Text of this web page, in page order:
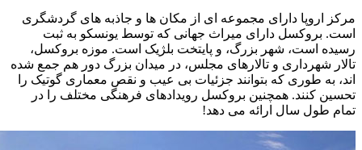
مرکز اروپا دارای مجموعه ای از مکان ها و جاذبه های گردشگری
است. بروکسل دارای میراث جهانی که توسط یونسکو به ثبت
رسیده است، شهر بزرگ، و پایتخت بلژیک است. موزه بروکسل،
تالار شهرداری و تالارهای مجلس، در میدان بزرگ دور هم جمع شده
اند، به طوری که بتوانند جزئیات بی عیب و نقص معماری گوتیک را
تحسین کنند. همچنین بروکسل رویدادهای فرهنگی مختلف را در
تمام طول سال ارائه می دهد!